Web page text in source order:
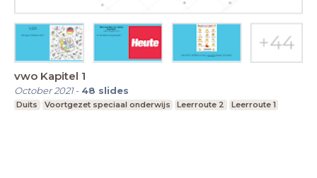
vwo Kapitel 1
October 2021- 48 slides
Duits Voortgezet speciaal onderwijs Leerroute 2 Leerroute 1